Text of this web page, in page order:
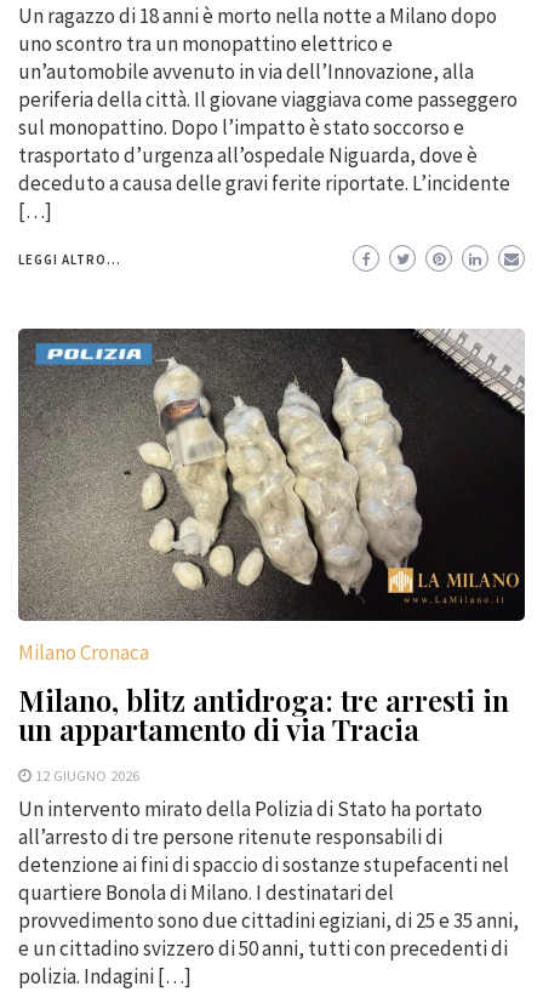
Un ragazzo di 18 anni è morto nella notte a Milano dopo
uno scontro tra un monopattino elettrico e
un’automobile avvenuto in via dell’Innovazione, alla
periferia della città. Il giovane viaggiava come passeggero
sul monopattino. Dopo l’impatto è stato soccorso e
trasportato d’urgenza all’ospedale Niguarda, dove è
deceduto a causa delle gravi ferite riportate. L’incidente
[…]
LEGGI ALTRO...
Milano Cronaca
Milano, blitz antidroga: tre arresti in
un appartamento di via Tracia
12 GIUGNO 2026
Un intervento mirato della Polizia di Stato ha portato
all’arresto di tre persone ritenute responsabili di
detenzione ai fini di spaccio di sostanze stupefacenti nel
quartiere Bonola di Milano. I destinatari del
provvedimento sono due cittadini egiziani, di 25 e 35 anni,
e un cittadino svizzero di 50 anni, tutti con precedenti di
polizia. Indagini […]